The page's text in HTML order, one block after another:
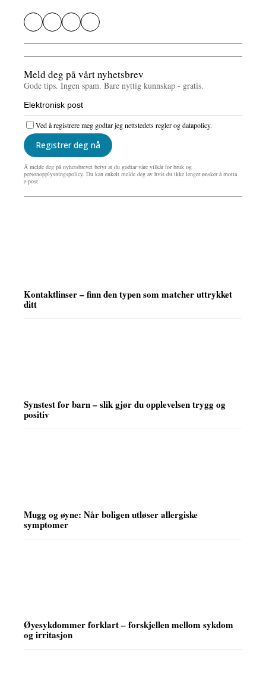
Kontaktlinser – finn den typen som matcher uttrykket
ditt
Synstest for barn – slik gjør du opplevelsen trygg og
positiv
Mugg og øyne: Når boligen utløser allergiske
symptomer
Øyesykdommer forklart – forskjellen mellom sykdom
og irritasjon
Meld deg på vårt nyhetsbrev
Gode ​​tips. Ingen spam. Bare nyttig kunnskap - gratis.
Registrer deg nå
Ved å registrere meg godtar jeg nettstedets regler og datapolicy.
Å melde deg på nyhetsbrevet betyr at du godtar våre vilkår for bruk og
personopplysningspolicy. Du kan enkelt melde deg av hvis du ikke lenger ønsker å motta
e-post.